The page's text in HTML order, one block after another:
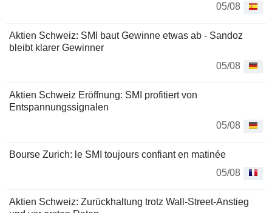
05/08
Aktien Schweiz: SMI baut Gewinne etwas ab - Sandoz
bleibt klarer Gewinner
05/08
Aktien Schweiz Eröffnung: SMI profitiert von
Entspannungssignalen
05/08
Bourse Zurich: le SMI toujours confiant en matinée
05/08
Aktien Schweiz: Zurückhaltung trotz Wall-Street-Anstieg